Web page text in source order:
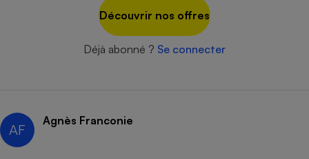
Découvrir nos offres
Déjà abonné ? Se connecter
AF
Agnès Franconie